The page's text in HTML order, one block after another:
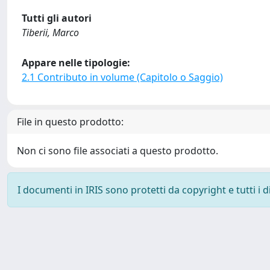
Tutti gli autori
Tiberii, Marco
Appare nelle tipologie:
2.1 Contributo in volume (Capitolo o Saggio)
File in questo prodotto:
Non ci sono file associati a questo prodotto.
I documenti in IRIS sono protetti da copyright e tutti i